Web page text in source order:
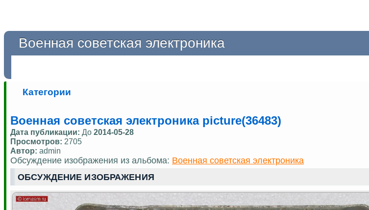
Военная советская электроника
Категории
Военная советская электроника picture(36483)
Дата публикации: До 2014-05-28
Просмотров: 2705
Автор: admin
Обсуждение изображения из альбома: Военная советская электроника
ОБСУЖДЕНИЕ ИЗОБРАЖЕНИЯ